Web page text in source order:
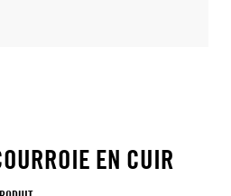
EN CUIR